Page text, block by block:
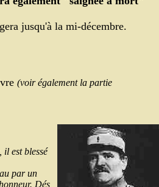
jusqu'à la mi-décembre.
(voir également la partie
il est blessé
par un
Dés